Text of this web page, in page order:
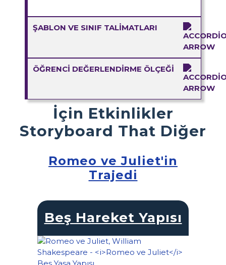
ŞABLON VE SINIF TALIMATLARI
ÖĞRENCI DEĞERLENDIRME ÖLÇEĞI
İçin Etkinlikler
Storyboard That Diğer
Romeo ve Juliet'in
Trajedi
Beş Hareket Yapısı